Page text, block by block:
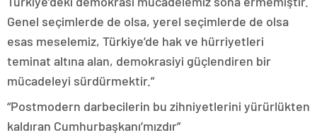
Genel seçimlerde de olsa, yerel seçimlerde de olsa
esas meselemiz, Türkiye’de hak ve hürriyetleri
teminat altına alan, demokrasiyi güçlendiren bir
mücadeleyi sürdürmektir.”
“Postmodern darbecilerin bu zihniyetlerini yürürlükten
kaldıran Cumhurbaşkanı’mızdır”